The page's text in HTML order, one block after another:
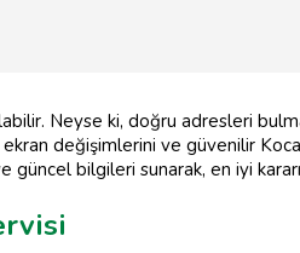
Neyse ki, doğru adresleri
ekran değişimlerini ve güvenilir
güncel bilgileri sunarak, en iyi